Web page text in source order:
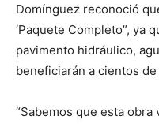
Domínguez reconoció
‘Paquete Completo”, ya
pavimento hidráulico,
beneficiarán a cientos
“Sabemos que esta obra